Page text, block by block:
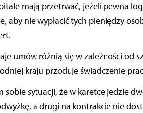
mają przetrwać, jeżeli pewna
aby nie wypłacić tych pieniędzy
umów różnią się w zależności od
kraju przoduje świadczenie
sobie sytuacji, że w karetce jedzie
a drugi na kontrakcie nie